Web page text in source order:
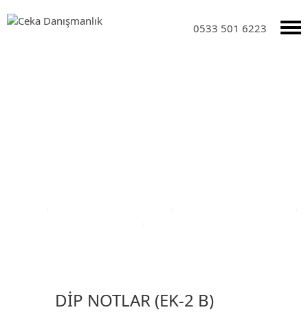
0533 501 6223
DİP NOTLAR (EK-2 B)